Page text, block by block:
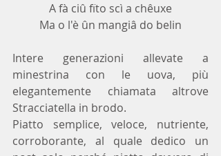
A fà ciû fïto scì a chêuxe
Ma o l'è ûn mangiâ do belin
Intere generazioni allevate a
minestrina con le uova, più
elegantemente chiamata altrove
Stracciatella in brodo.
Piatto semplice, veloce, nutriente,
corroborante, al quale dedico un